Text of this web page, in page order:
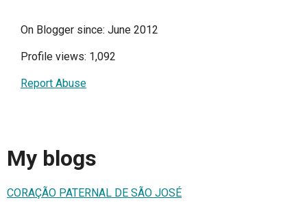
On Blogger since: June 2012
Profile views: 1,092
Report Abuse
My blogs
CORAÇÃO PATERNAL DE SÃO JOSÉ